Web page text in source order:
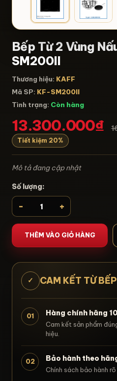
Bếp Từ 2 Vùng
SM200II
Thương hiệu: KAFF
Mã SP: KF-SM200II
Tình trạng: Còn hàng
13.300.000₫
Tiết kiệm 20%
Mô tả đang cập nhật
Số lượng:
- +
THÊM VÀO GIỎ HÀNG
✓ CAM KẾT TỪ
01 Hàng chính hãng
Cam kết sản phẩm
hiệu.
02 Bảo hành theo
Chính sách bảo hành